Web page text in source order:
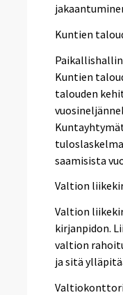
Kuntien
Kuntien
talouden
saamisista
Valtion
Valtion
kirjanpidon.
valtion
ja sitä